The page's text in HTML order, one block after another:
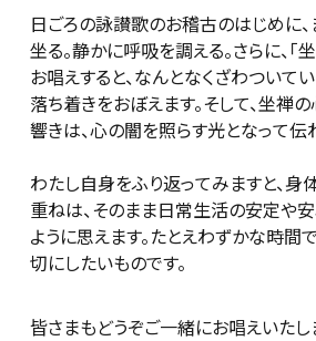
日ごろの詠讃歌のお稽古のはじめに
坐る。静かに呼吸を調える。さらに、「
お唱えすると、なんとなくざわついて
落ち着きをおぼえます。そして、坐禅
響きは、心の闇を照らす光となって伝
わたし自身をふり返ってみますと、
重ねは、そのまま日常生活の安定や
ように思えます。たとえわずかな時間
切にしたいものです。
皆さまもどうぞご一緒にお唱えいたし